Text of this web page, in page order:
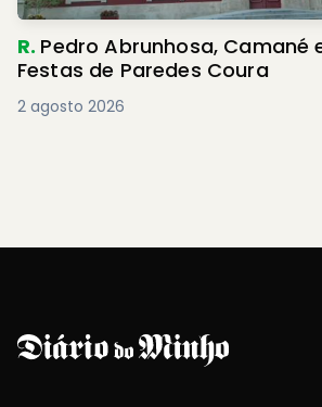
R. Pedro Abrunhosa, Camané
Festas de Paredes Coura
2 agosto 2026